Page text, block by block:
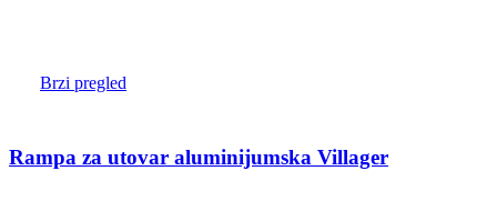
Brzi pregled
Rampa za utovar aluminijumska Villager